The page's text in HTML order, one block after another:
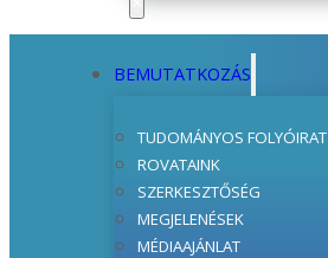
BEMUTATKOZÁS
TUDOMÁNYOS FOLYÓIRAT
ROVATAINK
SZERKESZTŐSÉG
MEGJELENÉSEK
MÉDIAAJÁNLAT